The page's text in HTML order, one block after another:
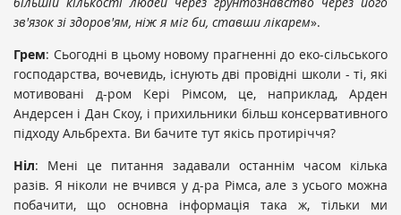
зв'язок зі здоров'ям, ніж я міг би, ставши лікарем».
Грем: Сьогодні в цьому новому прагненні до еко-сільського
господарства, вочевидь, існують дві провідні школи - ті, які
мотивовані д-ром Кері Рімсом, це, наприклад, Арден
Андерсен і Дан Скоу, і прихильники більш консервативного
підходу Альбрехта. Ви бачите тут якісь протиріччя?
Ніл: Мені це питання задавали останнім часом кілька
разів. Я ніколи не вчився у д-ра Рімса, але з усього можна
побачити, що основна інформація така ж, тільки ми